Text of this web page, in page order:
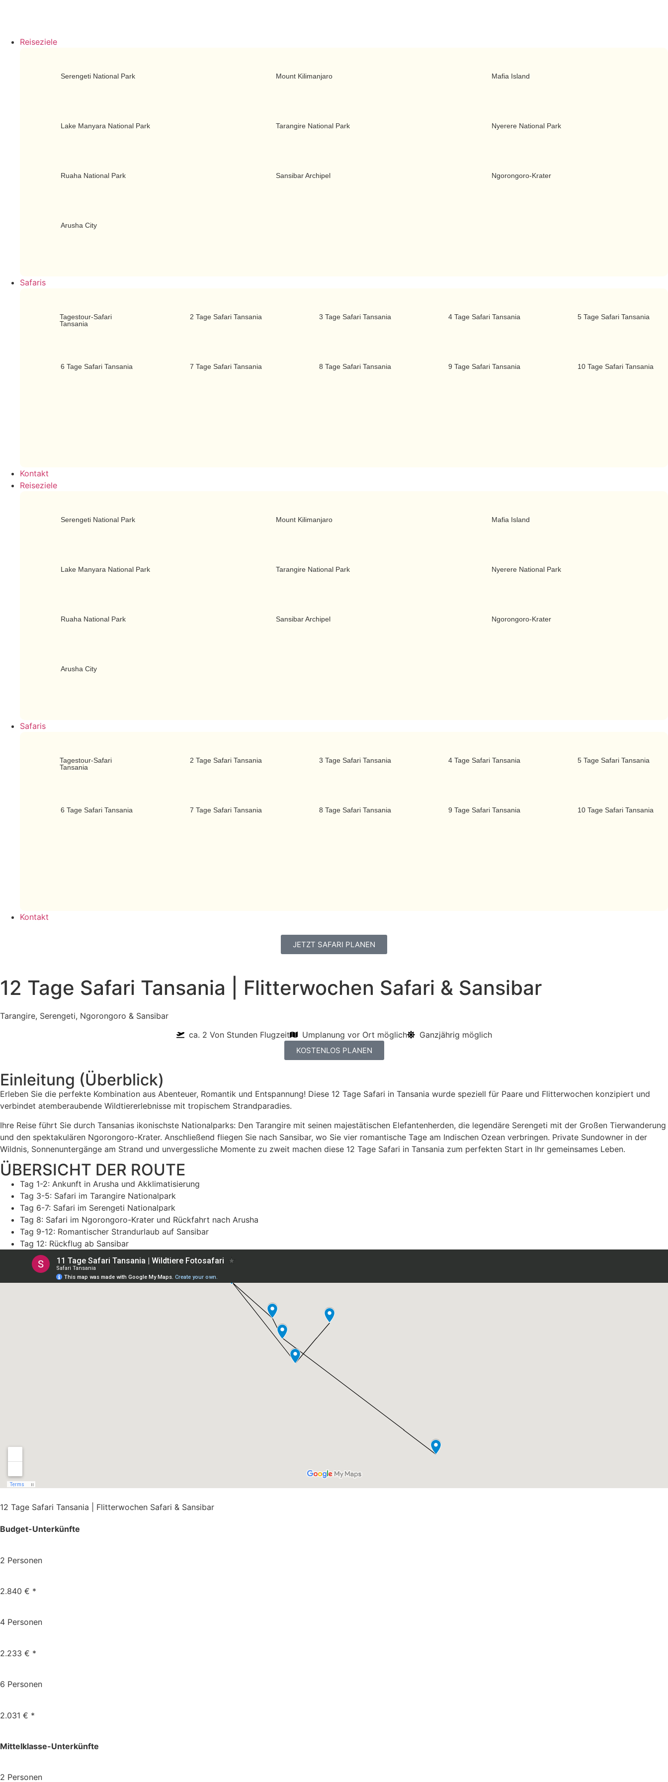
Reiseziele
Serengeti National Park Mount Kilimanjaro Mafia Island
Lake Manyara National Park Tarangire National Park Nyerere National Park
Ruaha National Park Sansibar Archipel Ngorongoro-Krater
Arusha City
Safaris
Tagestour-Safari
Tansania
2 Tage Safari Tansania 3 Tage Safari Tansania 4 Tage Safari Tansania 5 Tage Safari Tansania
6 Tage Safari Tansania 7 Tage Safari Tansania 8 Tage Safari Tansania 9 Tage Safari Tansania 10 Tage Safari Tansania
Kontakt
Reiseziele
Serengeti National Park Mount Kilimanjaro Mafia Island
Lake Manyara National Park Tarangire National Park Nyerere National Park
Ruaha National Park Sansibar Archipel Ngorongoro-Krater
Arusha City
Safaris
Tagestour-Safari
Tansania
2 Tage Safari Tansania 3 Tage Safari Tansania 4 Tage Safari Tansania 5 Tage Safari Tansania
6 Tage Safari Tansania 7 Tage Safari Tansania 8 Tage Safari Tansania 9 Tage Safari Tansania 10 Tage Safari Tansania
Kontakt
JETZT SAFARI PLANEN
12 Tage Safari Tansania | Flitterwochen Safari & Sansibar
Tarangire, Serengeti, Ngorongoro & Sansibar
ca. 2 Von Stunden Flugzeit
Umplanung vor Ort möglich Ganzjährig möglich
KOSTENLOS PLANEN
Einleitung (Überblick)
Erleben Sie die perfekte Kombination aus Abenteuer, Romantik und Entspannung! Diese 12 Tage Safari in Tansania wurde speziell für Paare und Flitterwochen konzipiert und
verbindet atemberaubende Wildtiererlebnisse mit tropischem Strandparadies.
Ihre Reise führt Sie durch Tansanias ikonischste Nationalparks: Den Tarangire mit seinen majestätischen Elefantenherden, die legendäre Serengeti mit der Großen Tierwanderung
und den spektakulären Ngorongoro-Krater. Anschließend fliegen Sie nach Sansibar, wo Sie vier romantische Tage am Indischen Ozean verbringen. Private Sundowner in der
Wildnis, Sonnenuntergänge am Strand und unvergessliche Momente zu zweit machen diese 12 Tage Safari in Tansania zum perfekten Start in Ihr gemeinsames Leben.
ÜBERSICHT DER ROUTE
Tag 1-2: Ankunft in Arusha und Akklimatisierung
Tag 3-5: Safari im Tarangire Nationalpark
Tag 6-7: Safari im Serengeti Nationalpark
Tag 8: Safari im Ngorongoro-Krater und Rückfahrt nach Arusha
Tag 9-12: Romantischer Strandurlaub auf Sansibar
Tag 12: Rückflug ab Sansibar
12 Tage Safari Tansania | Flitterwochen Safari & Sansibar
Budget-Unterkünfte
2 Personen
2.840 € *
4 Personen
2.233 € *
6 Personen
2.031 € *
Mittelklasse-Unterkünfte
2 Personen